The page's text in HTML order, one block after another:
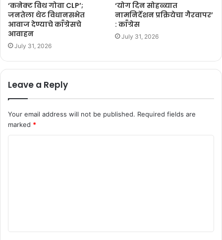
‘कनेक्ट विथ गोवा CLP’;
जनतेला थेट विधानसभेत
आवाज देण्याचे काँग्रेसचे
आवाहन
July 31, 2026
‘योग दिन सोहळ्यात
नामनिर्देशन प्रक्रियेचा गैरवापर’
: काँग्रेस
July 31, 2026
Leave a Reply
Your email address will not be published. Required fields are
marked *
t